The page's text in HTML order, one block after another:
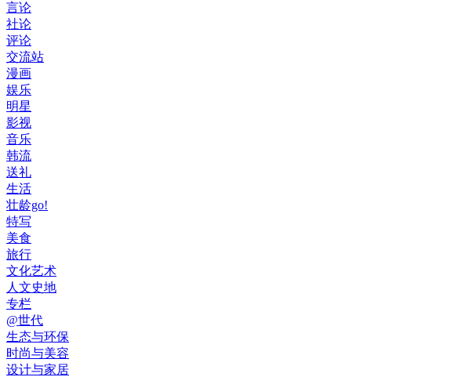
言论
社论
评论
交流站
漫画
娱乐
明星
影视
音乐
韩流
送礼
生活
壮龄go!
特写
美食
旅行
文化艺术
人文史地
专栏
@世代
生态与环保
时尚与美容
设计与家居